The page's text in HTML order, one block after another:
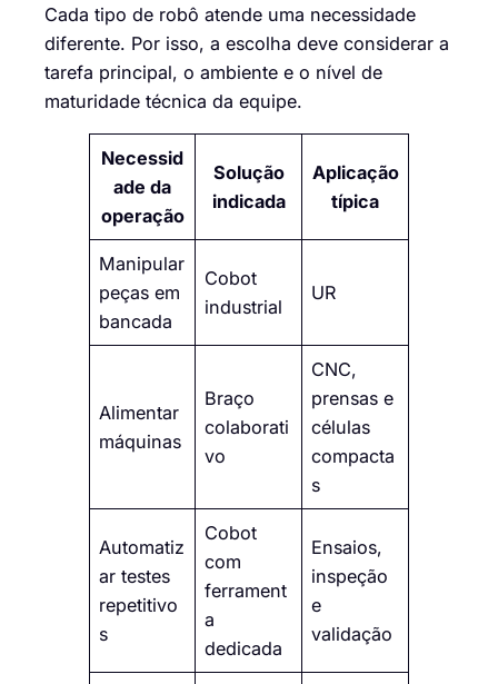
Cada tipo de robô atende uma necessidade
diferente. Por isso, a escolha deve considerar a
tarefa principal, o ambiente e o nível de
maturidade técnica da equipe.
Necessid
ade da
operação
Solução
indicada
Aplicação
típica
Manipular
peças em
bancada
Cobot
industrial
UR
Alimentar
máquinas
Braço
colaborati
vo
CNC,
prensas e
células
compacta
s
Automatiz
ar testes
repetitivo
s
Cobot
com
ferrament
a
dedicada
Ensaios,
inspeção
e
validação